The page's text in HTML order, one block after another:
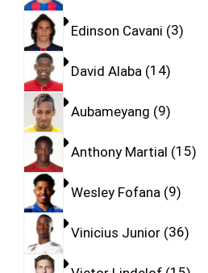
Edinson Cavani 3
David Alaba 14
Aubameyang 9
Anthony Martial 15
Wesley Fofana 9
Vinicius Junior 36